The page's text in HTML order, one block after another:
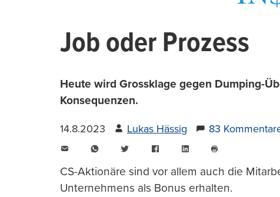
Job oder Prozess
Heute wird Grossklage gegen Dumping-
Konsequenzen.
14.8.2023 Lukas Hässig 83
WhatsAppTwitter FacebookLinkedIn
drucken
CS-Aktionäre sind vor allem auch die
Unternehmens als Bonus erhalten.